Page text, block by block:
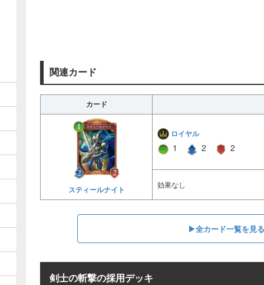
関連カード
カード
スティールナイト
ロイヤル
1 2 2
効果なし
▶︎全カード一覧を見る
剣士の斬撃の採用デッキ